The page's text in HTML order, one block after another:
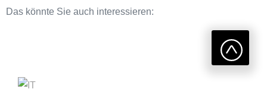
Das könnte Sie auch interessieren: